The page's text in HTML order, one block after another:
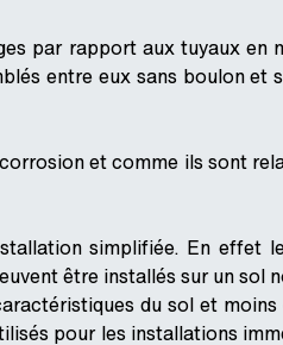
par rapport aux tuyaux en
entre eux sans boulon et
et comme ils sont
simplifiée. En effet
être installés sur un sol
du sol et
pour les installations